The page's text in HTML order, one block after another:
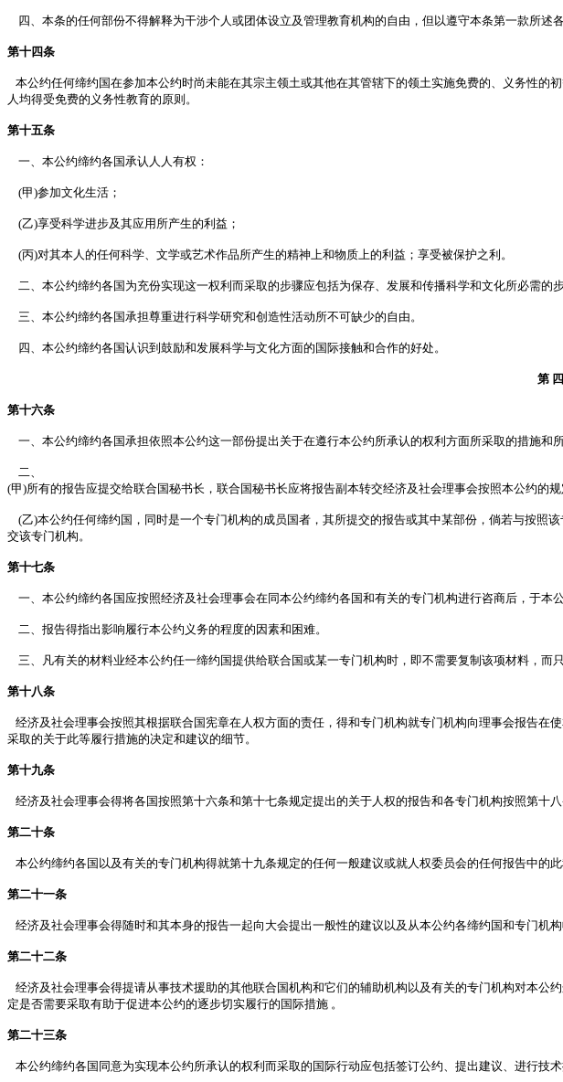
四、本条的任何部份不得解释为干涉个人或团体设立及管理教育机构的自由，但以遵守本条第一款所
第十四条
本公约任何缔约国在参加本公约时尚未能在其宗主领土或其他在其管辖下的领土实施免费的、义务性
人均得受免费的义务性教育的原则。
第十五条
一、本公约缔约各国承认人人有权：
(甲)参加文化生活；
(乙)享受科学进步及其应用所产生的利益；
(丙)对其本人的任何科学、文学或艺术作品所产生的精神上和物质上的利益；享受被保护之利。
二、本公约缔约各国为充份实现这一权利而采取的步骤应包括为保存、发展和传播科学和文化所必需的步
三、本公约缔约各国承担尊重进行科学研究和创造性活动所不可缺少的自由。
四、本公约缔约各国认识到鼓励和发展科学与文化方面的国际接触和合作的好处。
第
第十六条
一、本公约缔约各国承担依照本公约这一部份提出关于在遵行本公约所承认的权利方面所采取的措施和所
二、
(甲)所有的报告应提交给联合国秘书长，联合国秘书长应将报告副本转交经济及社会理事会按照本公约的规
(乙)本公约任何缔约国，同时是一个专门机构的成员国者，其所提交的报告或其中某部份，倘若与按照
交该专门机构。
第十七条
一、本公约缔约各国应按照经济及社会理事会在同本公约缔约各国和有关的专门机构进行咨商后，于本
二、报告得指出影响履行本公约义务的程度的因素和困难。
三、凡有关的材料业经本公约任一缔约国提供给联合国或某一专门机构时，即不需要复制该项材料，而
第十八条
经济及社会理事会按照其根据联合国宪章在人权方面的责任，得和专门机构就专门机构向理事会报告
采取的关于此等履行措施的决定和建议的细节。
第十九条
经济及社会理事会得将各国按照第十六条和第十七条规定提出的关于人权的报告和各专门机构按照第十
第二十条
本公约缔约各国以及有关的专门机构得就第十九条规定的任何一般建议或就人权委员会的任何报告中的
第二十一条
经济及社会理事会得随时和其本身的报告一起向大会提出一般性的建议以及从本公约各缔约国和专门机
第二十二条
经济及社会理事会得提请从事技术援助的其他联合国机构和它们的辅助机构以及有关的专门机构对本
定是否需要采取有助于促进本公约的逐步切实履行的国际措施 。
第二十三条
本公约缔约各国同意为实现本公约所承认的权利而采取的国际行动应包括签订公约、提出建议、进行技